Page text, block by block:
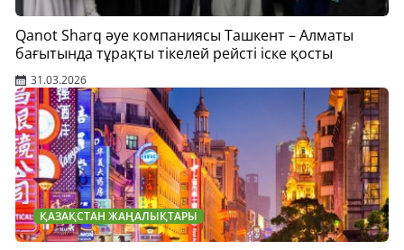
Qanot Sharq әуе компаниясы Ташкент – Алматы
бағытында тұрақты тікелей рейсті іске қосты
31.03.2026
ҚАЗАҚСТАН ЖАҢАЛЫҚТАРЫ